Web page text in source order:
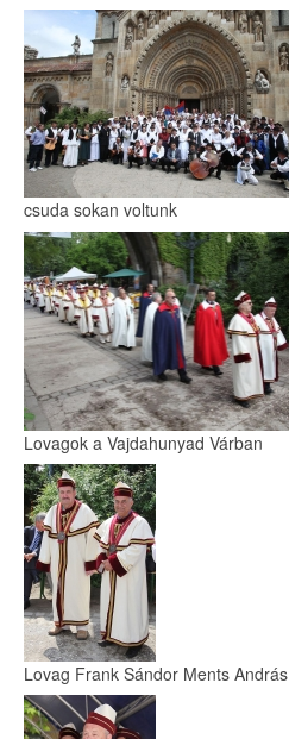
csuda sokan voltunk
Lovagok a Vajdahunyad Várban
Lovag Frank Sándor Ments András